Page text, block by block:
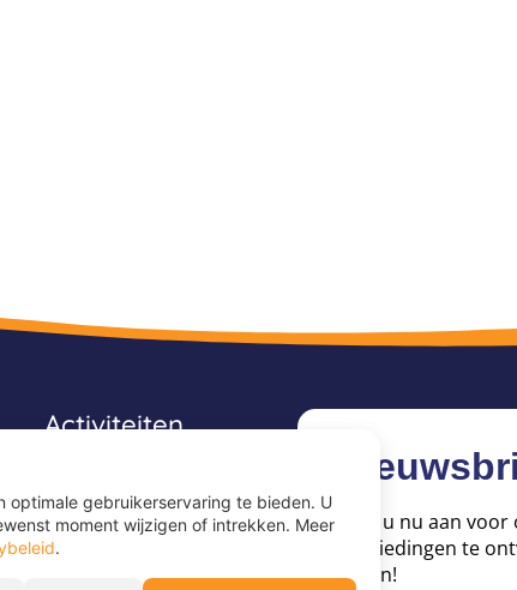
Activiteiten
Game kampen
Ponykampen
Meld u nu aan voor
aanbiedingen te
blijven!
optimale gebruikerservaring te bieden. U
moment wijzigen of intrekken. Meer
.